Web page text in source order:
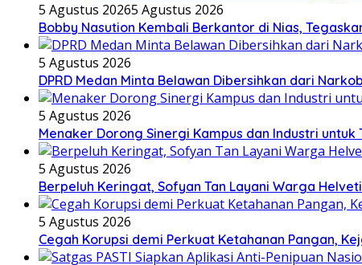
5 Agustus 20265 Agustus 2026
Bobby Nasution Kembali Berkantor di Nias,
5 Agustus 2026
DPRD Medan Minta Belawan Dibersihkan dari
5 Agustus 2026
Menaker Dorong Sinergi Kampus dan Industri untuk
5 Agustus 2026
Berpeluh Keringat, Sofyan Tan Layani Warga
5 Agustus 2026
Cegah Korupsi demi Perkuat Ketahanan Pangan,